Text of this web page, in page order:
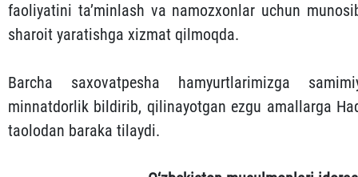
faoliyatini ta’minlash va namozxonlar uchun
sharoit yaratishga xizmat qilmoqda.
Barcha saxovatpesha hamyurtlarimizga
minnatdorlik bildirib, qilinayotgan ezgu amallarga
taolodan baraka tilaydi.